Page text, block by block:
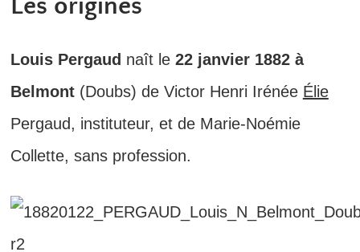
Les origines
Louis Pergaud naît le 22 janvier 1882 à
Belmont(Doubs) de Victor Henri Irénée Élie
Pergaud, instituteur, et de Marie-Noémie
Collette, sans profession.